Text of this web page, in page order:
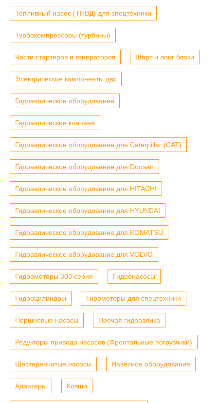
Топливный насос (ТНВД) для спецтехники
Турбокомпрессоры (турбины)
Части стартеров и генераторов Шорт и лонг блоки
Электрические компоненты двс
Гидравлическое оборудование
Гидравлические клапана
Гидравлическое оборудование для Caterpillar (CAT)
Гидравлическое оборудование для Doosan
Гидравлическое оборудование для HITACHI
Гидравлическое оборудование для HYUNDAI
Гидравлическое оборудование для KOMATSU
Гидравлическое оборудование для VOLVO
Гидромоторы 303 серия Гидронасосы
Гидроцилиндры Гиромоторы для спецтехники
Поршневые насосы Прочая гидравлика
Редукторы привода насосов (Фронтальные погрузчики)
Шестеренчатые насосы Навесное оборудование
Адаптеры Ковши